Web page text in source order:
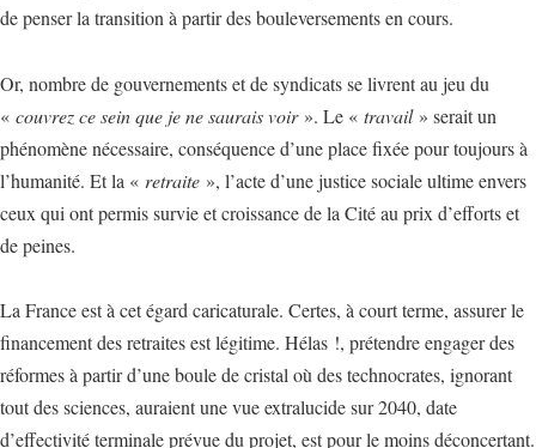
de penser la transition à partir des bouleversements en cours.
Or, nombre de gouvernements et de syndicats se livrent au jeu du
« couvrez ce sein que je ne saurais voir». Le « travail » serait un
phénomène nécessaire, conséquence d’une place fixée pour toujours à
l’humanité. Et la « retraite », l’acte d’une justice sociale ultime envers
ceux qui ont permis survie et croissance de la Cité au prix d’efforts et
de peines.
La France est à cet égard caricaturale. Certes, à court terme, assurer le
financement des retraites est légitime. Hélas !, prétendre engager des
réformes à partir d’une boule de cristal où des technocrates, ignorant
tout des sciences, auraient une vue extralucide sur 2040, date
d’effectivité terminale prévue du projet, est pour le moins déconcertant.